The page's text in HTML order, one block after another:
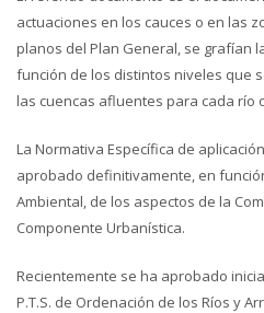
actuaciones en los cauces o en las
planos del Plan General, se grafían
función de los distintos niveles que
las cuencas afluentes para cada río
La Normativa Específica de
aprobado definitivamente, en
Ambiental, de los aspectos de la
Componente Urbanística.
Recientemente se ha aprobado
P.T.S. de Ordenación de los Ríos y